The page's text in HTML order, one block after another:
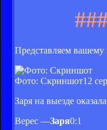
Представляем
Фото: Скриншот12
Заря на выезде
Верес —Заря0:1